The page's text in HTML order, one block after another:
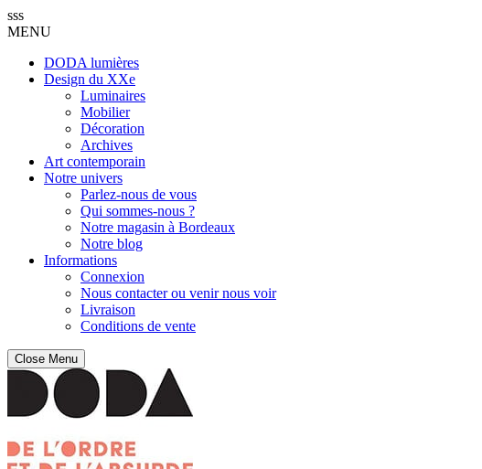
sss
MENU
DODA lumières
Design du XXe
Luminaires
Mobilier
Décoration
Archives
Art contemporain
Notre univers
Parlez-nous de vous
Qui sommes-nous ?
Notre magasin à Bordeaux
Notre blog
Informations
Connexion
Nous contacter ou venir nous voir
Livraison
Conditions de vente
Close Menu